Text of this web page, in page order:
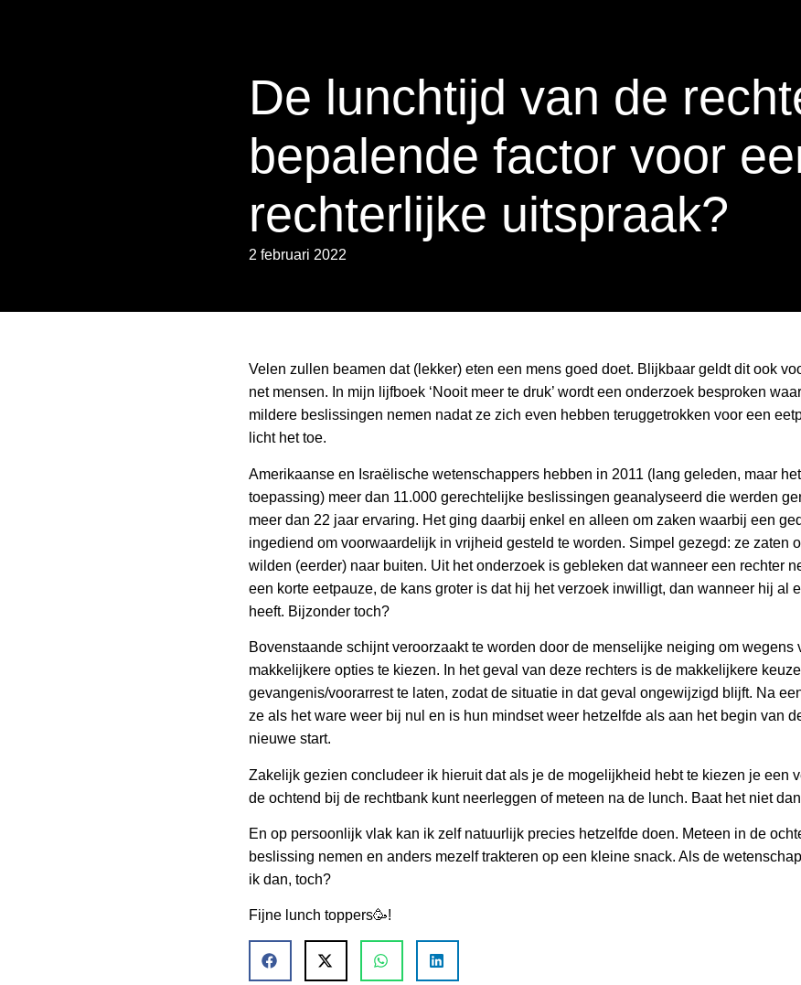
De lunchtijd van de
bepalende factor voor
rechterlijke uitspraak?
2 februari 2022
Velen zullen beamen dat (lekker) eten een mens goed doet. Blijkbaar geldt dit ook
net mensen. In mijn lijfboek ‘Nooit meer te druk’ wordt een onderzoek besproken
mildere beslissingen nemen nadat ze zich even hebben teruggetrokken voor een
licht het toe.
Amerikaanse en Israëlische wetenschappers hebben in 2011 (lang geleden, maar
toepassing) meer dan 11.000 gerechtelijke beslissingen geanalyseerd die werden
meer dan 22 jaar ervaring. Het ging daarbij enkel en alleen om zaken waarbij een
ingediend om voorwaardelijk in vrijheid gesteld te worden. Simpel gezegd: ze zaten
wilden (eerder) naar buiten. Uit het onderzoek is gebleken dat wanneer een rechter
een korte eetpauze, de kans groter is dat hij het verzoek inwilligt, dan wanneer hij al
heeft. Bijzonder toch?
Bovenstaande schijnt veroorzaakt te worden door de menselijke neiging om wegens
makkelijkere opties te kiezen. In het geval van deze rechters is de makkelijkere
gevangenis/voorarrest te laten, zodat de situatie in dat geval ongewijzigd blijft. Na
ze als het ware weer bij nul en is hun mindset weer hetzelfde als aan het begin van
nieuwe start.
Zakelijk gezien concludeer ik hieruit dat als je de mogelijkheid hebt te kiezen je een
de ochtend bij de rechtbank kunt neerleggen of meteen na de lunch. Baat het niet
En op persoonlijk vlak kan ik zelf natuurlijk precies hetzelfde doen. Meteen in de
beslissing nemen en anders mezelf trakteren op een kleine snack. Als de
ik dan, toch?
Fijne lunch toppers🥳!